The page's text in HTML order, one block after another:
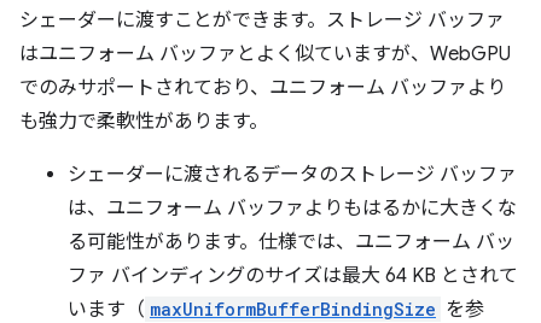
シェーダーに渡すことができます。ストレージ バッファ
はユニフォーム バッファとよく似ていますが、WebGPU
でのみサポートされており、ユニフォーム バッファより
も強力で柔軟性があります。
シェーダーに渡されるデータのストレージ バッファ
は、ユニフォーム バッファよりもはるかに大きくな
る可能性があります。仕様では、ユニフォーム バッ
ファ バインディングのサイズは最大 64 KB とされて
います（ maxUniformBufferBindingSize を参